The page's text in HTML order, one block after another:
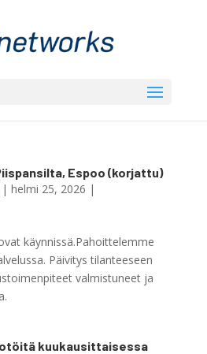
Espoo (korjattu)
helmi 25, 2026 |
käynnissä.Pahoittelemme
Päivitys tilanteeseen
valmistuneet ja
kuukausittaisessa